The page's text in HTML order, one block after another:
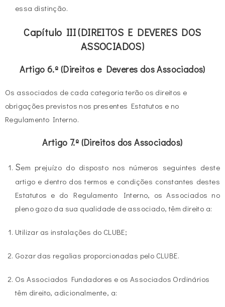
essa distinção.
Capítulo III (DIREITOS E DEVERES DOS
ASSOCIADOS)
Artigo 6.º (Direitos e Deveres dos Associados)
Os associados de cada categoria terão os direitos e
obrigações previstos nos presentes Estatutos e no
Regulamento Interno.
Artigo 7.º (Direitos dos Associados)
Sem prejuízo do disposto nos números seguintes deste
artigo e dentro dos termos e condições constantes destes
Estatutos e do Regulamento Interno, os Associados no
pleno gozo da sua qualidade de associado, têm direito a:
Utilizar as instalações do CLUBE;
Gozar das regalias proporcionadas pelo CLUBE.
Os Associados Fundadores e os Associados Ordinários
têm direito, adicionalmente, a: